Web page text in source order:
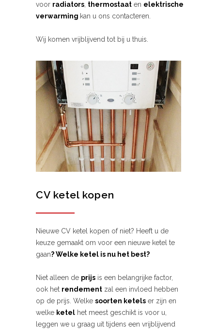
voor radiators thermostaat en elektrische
verwarming kan u ons contacteren.
Wij komen vrijblijvend tot bij u thuis.
CV ketel kopen
Nieuwe CV ketel kopen of niet? Heeft u de
keuze gemaakt om voor een nieuwe ketel te
gaan? Welke ketel is nu het best?
Niet alleen de prijs is een belangrijke factor,
ook het rendement zal een invloed hebben
op de prijs. Welke soorten ketels er zijn en
welke ketel het meest geschikt is voor u,
leggen we u graag uit tijdens een vrijblijvend